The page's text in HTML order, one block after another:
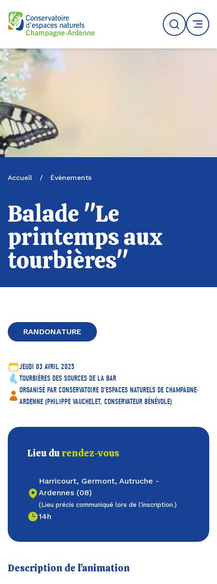
Logo du CENCA
Recherche
MENU
Accueil / Évènements
Balade "Le
printemps aux
tourbières"
RANDONATURE
JEUDI 03 AVRIL 2025
TOURBIÈRES DES SOURCES DE LA BAR
ORGANISÉ PAR CONSERVATOIRE D'ESPACES NATURELS DE CHAMPAGNE-
ARDENNE (PHILIPPE VAUCHELET, CONSERVATEUR BÉNÉVOLE)
Lieu durendez-vous
Harricourt, Germont, Autruche -
Ardennes (08)
(Lieu précis communiqué lors de l'inscription.)
14h
Description de l’animation